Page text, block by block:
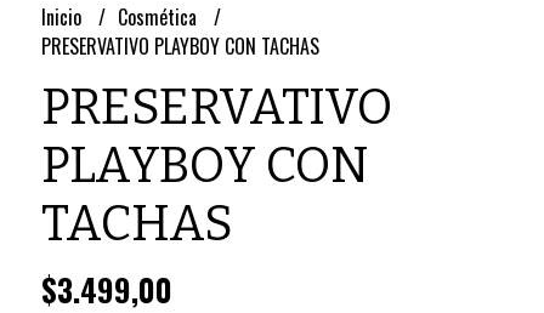
Inicio
Cosmética
PRESERVATIVO PLAYBOY CON TACHAS
PRESERVATIVO
PLAYBOY CON
TACHAS
$3.499,00